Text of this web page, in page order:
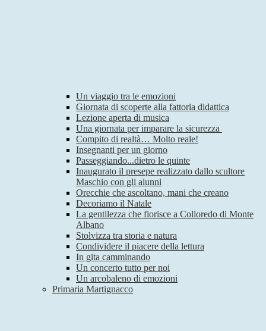
Un viaggio tra le emozioni
Giornata di scoperte alla fattoria didattica
Lezione aperta di musica
Una giornata per imparare la sicurezza
Compito di realtà… Molto reale!
Insegnanti per un giorno
Passeggiando...dietro le quinte
Inaugurato il presepe realizzato dallo scultore
Maschio con gli alunni
Orecchie che ascoltano, mani che creano
Decoriamo il Natale
La gentilezza che fiorisce a Colloredo di Monte
Albano
Stolvizza tra storia e natura
Condividere il piacere della lettura
In gita camminando
Un concerto tutto per noi
Un arcobaleno di emozioni
Primaria Martignacco